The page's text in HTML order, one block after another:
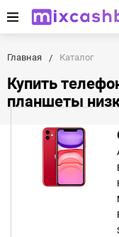
Главная Каталог
Купить
планшеты